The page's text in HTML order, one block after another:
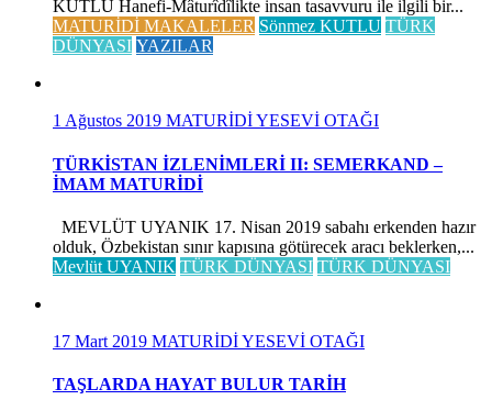
KUTLU Hanefi-Mâturîdîlikte insan tasavvuru ile ilgili bir...
MATURİDİ MAKALELER Sönmez KUTLU TÜRK
DÜNYASI YAZILAR
1 Ağustos 2019 MATURİDİ YESEVİ OTAĞI
TÜRKİSTAN İZLENİMLERİ II: SEMERKAND –
İMAM MATURİDİ
MEVLÜT UYANIK 17. Nisan 2019 sabahı erkenden hazır
olduk, Özbekistan sınır kapısına götürecek aracı beklerken,...
Mevlüt UYANIK TÜRK DÜNYASI TÜRK DÜNYASI
17 Mart 2019 MATURİDİ YESEVİ OTAĞI
TAŞLARDA HAYAT BULUR TARİH